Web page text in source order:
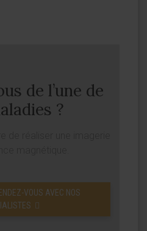
de l’une de
?
VOUS AVEC NOS